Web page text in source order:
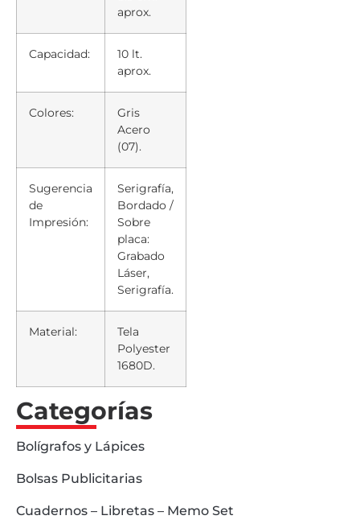
aprox.
Capacidad:
10 lt.
aprox.
Colores:
Gris
Acero
(07).
Sugerencia
de
Impresión:
Serigrafía,
Bordado /
Sobre
placa:
Grabado
Láser,
Serigrafía.
Material:
Tela
Polyester
1680D.
Categorías
Bolígrafos y Lápices
Bolsas Publicitarias
Cuadernos – Libretas – Memo Set